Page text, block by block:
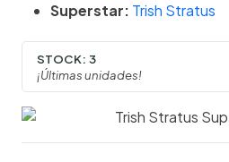
Superstar: Trish Stratus
STOCK: 3
¡Últimas unidades!